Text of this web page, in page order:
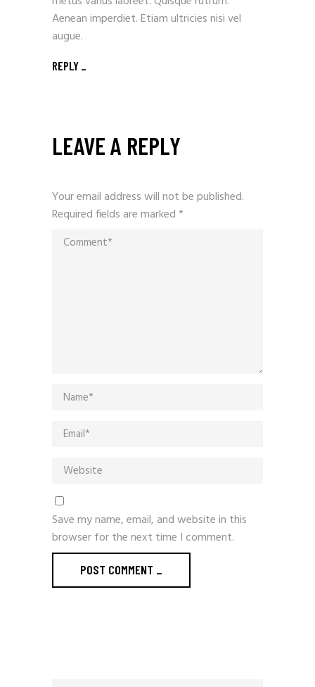
Aenean imperdiet. Etiam ultricies nisi vel
augue.
REPLY
LEAVE A REPLY
Your email address will not be published.
Required fields are marked*
Save my name, email, and website in this
browser for the next time I comment.
POST COMMENT _